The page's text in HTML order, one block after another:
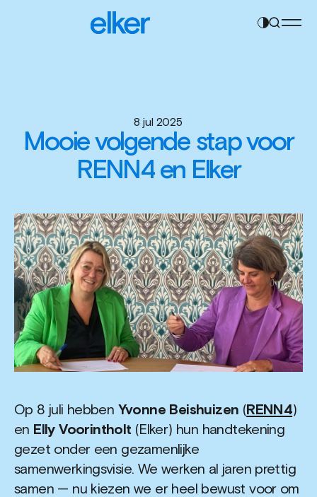
Contrast
8 jul 2025
Mooie volgende stap voor
RENN4 en Elker
Op 8 juli hebben Yvonne Beishuizen (RENN4)
en Elly Voorintholt (Elker) hun handtekening
gezet onder een gezamenlijke
samenwerkingsvisie. We werken al jaren prettig
samen — nu kiezen we er heel bewust voor om